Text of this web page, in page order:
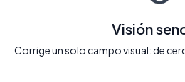
Visión
Corrige un solo campo visual: de